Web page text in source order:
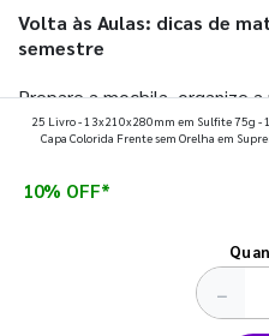
Volta às Aulas: dicas de
semestre
Prepare a mochila, organize
que fazem toda diferença
25 Livro - 13x210x280mm em Sulfite 75g -
Capa Colorida Frente sem Orelha em
10% OFF*
−